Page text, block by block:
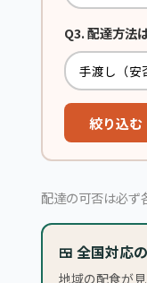
Q3. 配達方法
手渡し（安
絞り込む
配達の可否は必ず
🍱 全国対応
地域の配食が